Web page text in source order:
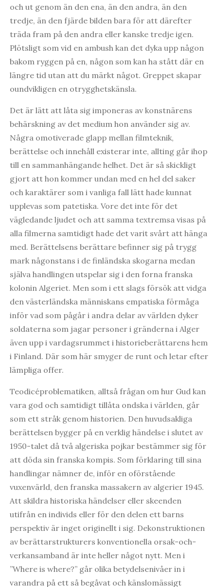
och ut genom än den ena, än den andra, än den
tredje, än den fjärde bilden bara för att därefter
träda fram på den andra eller kanske tredje igen.
Plötsligt som vid en ambush kan det dyka upp någon
bakom ryggen på en, någon som kan ha stått där en
längre tid utan att du märkt något. Greppet skapar
oundvikligen en otrygghetskänsla.
Det är lätt att låta sig imponeras av konstnärens
behärskning av det medium hon använder sig av.
Några omotiverade glapp mellan filmteknik,
berättelse och innehåll existerar inte, allting går ihop
till en sammanhängande helhet. Det är så skickligt
gjort att hon kommer undan med en hel del saker
och karaktärer som i vanliga fall lätt hade kunnat
upplevas som patetiska. Vore det inte för det
vägledande ljudet och att samma textremsa visas på
alla filmerna samtidigt hade det varit svårt att hänga
med. Berättelsens berättare befinner sig på trygg
mark någonstans i de finländska skogarna medan
själva handlingen utspelar sig i den forna franska
kolonin Algeriet. Men som i ett slags försök att vidga
den västerländska människans empatiska förmåga
inför vad som pågår i andra delar av världen dyker
soldaterna som jagar personer i gränderna i Alger
även upp i vardagsrummet i historieberättarens hem
i Finland. Där som här smyger de runt och letar efter
lämpliga offer.
Teodicéproblematiken, alltså frågan om hur Gud kan
vara god och samtidigt tillåta ondska i världen, går
som ett stråk genom historien. Den huvudsakliga
berättelsen bygger på en verklig händelse i slutet av
1950-talet då två algeriska pojkar bestämmer sig för
att döda sin franska kompis. Som förklaring till sina
handlingar nämner de, inför en oförstående
vuxenvärld, den franska massakern av algerier 1945.
Att skildra historiska händelser eller skeenden
utifrån en individs eller för den delen ett barns
perspektiv är inget originellt i sig. Dekonstruktionen
av berättarstrukturers konventionella orsak-och-
verkansamband är inte heller något nytt. Men i
”Where is where?” går olika betydelsenivåer in i
varandra på ett så begåvat och känslomässigt